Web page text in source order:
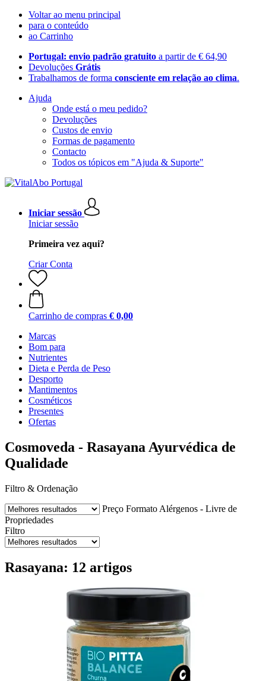
Voltar ao menu principal
para o conteúdo
ao Carrinho
Portugal: envio padrão gratuito a partir de € 64,90
Devoluções Grátis
Trabalhamos de forma consciente em relação ao clima.
Ajuda
Onde está o meu pedido?
Devoluções
Custos de envio
Formas de pagamento
Contacto
Todos os tópicos em "Ajuda & Suporte"
Iniciar sessão
Iniciar sessão
Primeira vez aqui?
Criar Conta
Carrinho de compras € 0,00
Marcas
Bom para
Nutrientes
Dieta e Perda de Peso
Desporto
Mantimentos
Cosméticos
Presentes
Ofertas
Cosmoveda - Rasayana Ayurvédica de
Qualidade
Filtro & Ordenação
Preço Formato Alérgenos - Livre de
Propriedades
Filtro
Rasayana: 12 artigos